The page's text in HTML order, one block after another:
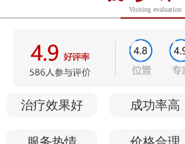
Visiting evaluation
治疗效果好 成功率高